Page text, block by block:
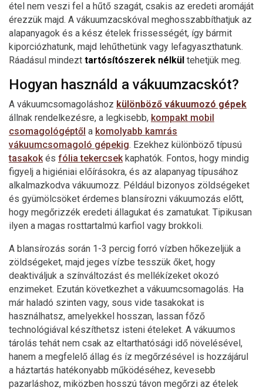
étel nem veszi fel a hűtő szagát, csakis az eredeti aromáját
érezzük majd. A vákuumzacskóval meghosszabbíthatjuk az
alapanyagok és a kész ételek frissességét, így bármit
kiporciózhatunk, majd lehűthetünk vagy lefagyaszthatunk.
Ráadásul mindezt tartósítószerek nélkül tehetjük meg.
Hogyan használd a vákuumzacskót?
A vákuumcsomagoláshoz különböző vákuumozó gépek
állnak rendelkezésre, a legkisebb, kompakt mobil
csomagológéptől a komolyabb kamrás
vákuumcsomagoló gépekig. Ezekhez különböző típusú
tasakokés fólia tekercsekkaphatók. Fontos, hogy mindig
figyelj a higiéniai előírásokra, és az alapanyag típusához
alkalmazkodva vákuumozz. Például bizonyos zöldségeket
és gyümölcsöket érdemes blansírozni vákuumozás előtt,
hogy megőrizzék eredeti állagukat és zamatukat. Tipikusan
ilyen a magas rosttartalmú karfiol vagy brokkoli.
A blansírozás során 1-3 percig forró vízben hőkezeljük a
zöldségeket, majd jeges vízbe tesszük őket, hogy
deaktiváljuk a színváltozást és mellékízeket okozó
enzimeket. Ezután következhet a vákuumcsomagolás. Ha
már haladó szinten vagy, sous vide tasakokat is
használhatsz, amelyekkel hosszan, lassan főző
technológiával készíthetsz isteni ételeket. A vákuumos
tárolás tehát nem csak az eltarthatósági idő növelésével,
hanem a megfelelő állag és íz megőrzésével is hozzájárul
a háztartás hatékonyabb működéséhez, kevesebb
pazarláshoz, miközben hosszú távon megőrzi az ételek